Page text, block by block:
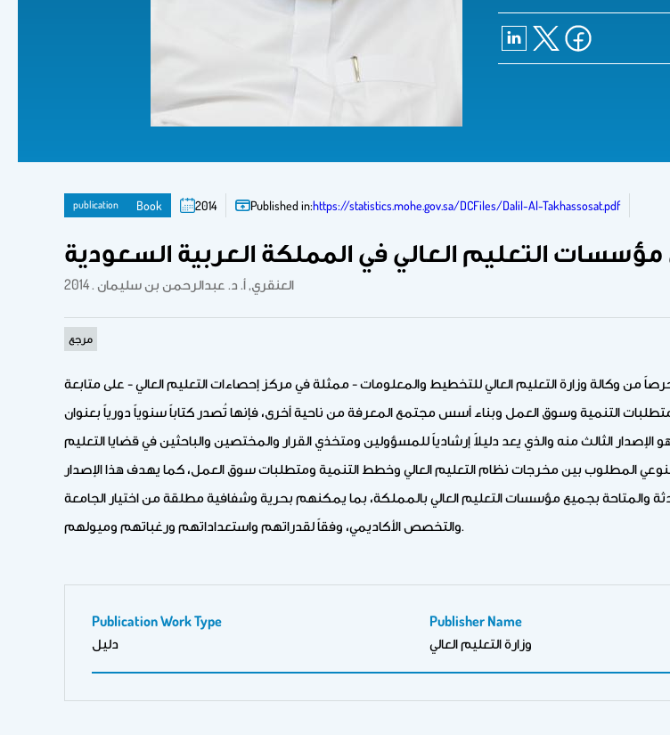
publication Book 2014 Published in:https://statistics.mohe.gov.sa/DCFiles/Dalil-Al-Takhassosat.pdf
التعليم العالي في المملكة العربية السعودية
العنقري, أ. د. عبدالرحمن بن سليمان . 2014
مرجع
من وكالة وزارة التعليم العالي للتخطيط والمعلومات - ممثلة في مركز إحصاءات التعليم العالي - على متابعة
التنمية وسوق العمل وبناء أسس مجتمع المعرفة من ناحية أخرى، فإنها تُصدر كتاباً سنوياً دورياً بعنوان
الثالث منه والذي يعد دليلاً إرشادياً للمسؤولين ومتخذي القرار والمختصين والباحثين في قضايا التعليم
المطلوب بين مخرجات نظام التعليم العالي وخطط التنمية ومتطلبات سوق العمل، كما يهدف هذا الإصدار
والمتاحة بجميع مؤسسات التعليم العالي بالمملكة، بما يمكنهم بحرية وشفافية مطلقة من اختيار الجامعة
والتخصص الأكاديمي، وفقاً لقدراتهم واستعداداتهم ورغباتهم وميولهم.
Publication Work Type
دليل
Publisher Name
وزارة التعليم العالي